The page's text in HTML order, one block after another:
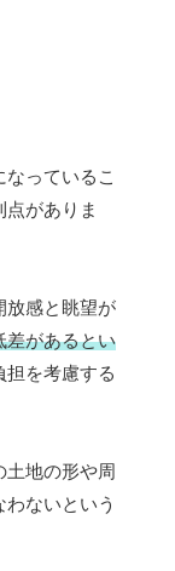
っているこ
がありま
放感と眺望が
差があるとい
を考慮する
土地の形や周
ないという